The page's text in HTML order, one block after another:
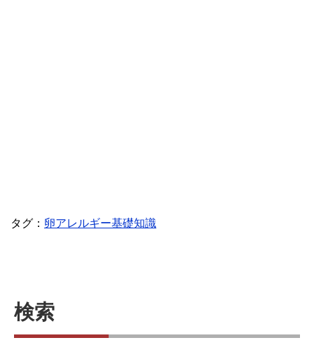
タグ： 卵アレルギー基礎知識
検索